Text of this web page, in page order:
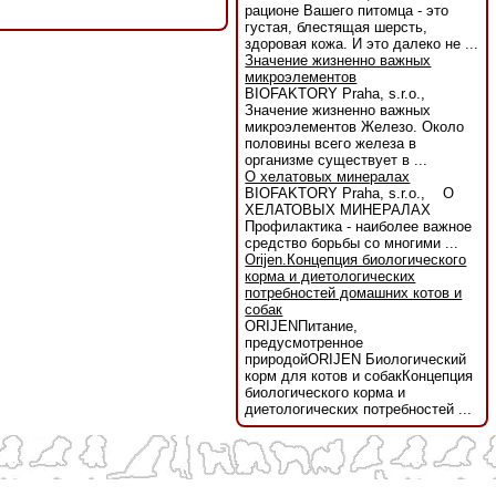
рационе Вашего питомца - это
густая, блестящая шерсть,
здоровая кожа. И это далеко не ...
Значение жизненно важных
микроэлементов
BIOFAKTORY Praha, s.r.o.,
Значение жизненно важных
микроэлементов Железо. Около
половины всего железа в
организме существует в ...
О хелатовых минералах
BIOFAKTORY Praha, s.r.o., О
ХЕЛАТОВЫХ МИНЕРАЛАХ
Профилактика - наиболее важное
средство борьбы со многими ...
Orijen.Концепция биологического
корма и диетологических
потребностей домашних котов и
собак
ORIJENПитание,
предусмотренное
природойORIJEN Биологический
корм для котов и собакКонцепция
биологического корма и
диетологических потребностей ...